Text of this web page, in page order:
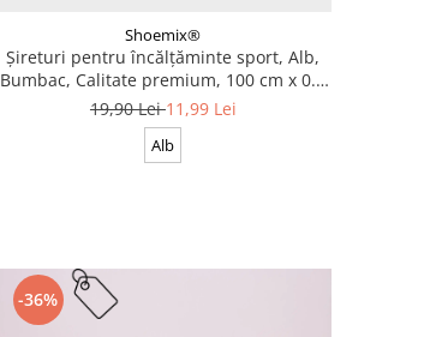
Shoemix®
Șireturi pentru încălțăminte sport, Alb,
Bumbac, Calitate premium, 100 cm x 0.8
cm
19,90 Lei11,99 Lei
Alb
-36%